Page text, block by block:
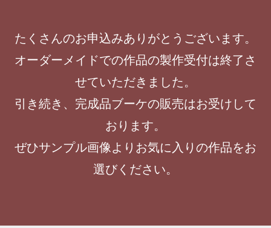
たくさんのお申込みありがとうございます。
オーダーメイドでの作品の製作受付は終了さ
せていただきました。
引き続き、完成品ブーケの販売はお受けして
おります。
ぜひサンプル画像よりお気に入りの作品をお
選びください。